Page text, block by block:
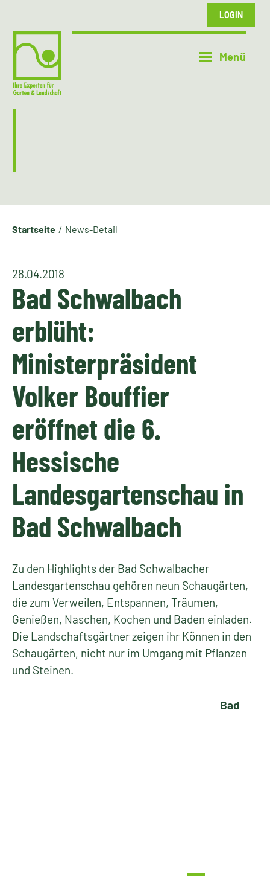
LOGIN
Startseite News-Detail
28.04.2018
Bad Schwalbach
erblüht:
Ministerpräsident
Volker Bouffier
eröffnet die 6.
Hessische
Landesgartenschau in
Bad Schwalbach
Zu den Highlights der Bad Schwalbacher
Landesgartenschau gehören neun Schaugärten,
die zum Verweilen, Entspannen, Träumen,
Genießen, Naschen, Kochen und Baden einladen.
Die Landschaftsgärtner zeigen ihr Können in den
Schaugärten, nicht nur im Umgang mit Pflanzen
und Steinen.
Bad